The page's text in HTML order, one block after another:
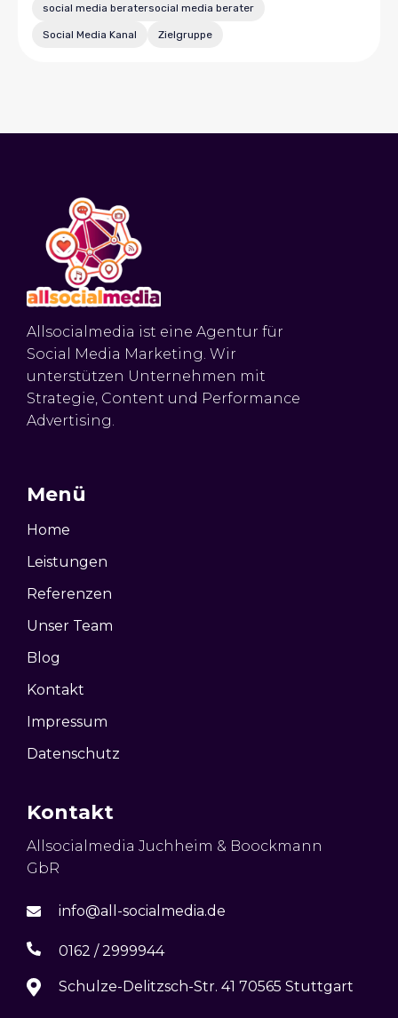
social media beratersocial media berater
Social Media Kanal Zielgruppe
Allsocialmedia ist eine Agentur für
Social Media Marketing. Wir
unterstützen Unternehmen mit
Strategie, Content und Performance
Advertising.
Menü
Home
Leistungen
Referenzen
Unser Team
Blog
Kontakt
Impressum
Datenschutz
Kontakt
Allsocialmedia Juchheim & Boockmann
GbR
info@all-socialmedia.de
0162 / 2999944
Schulze-Delitzsch-Str. 41 70565 Stuttgart